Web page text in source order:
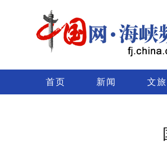
首页 新闻 文旅